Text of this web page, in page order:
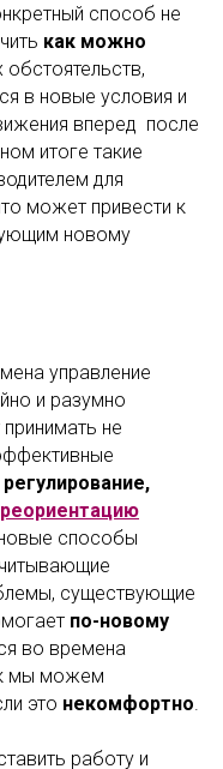
способ не
как можно
в новые условия и
вперед после
итоге такие
для
может привести к
новому
управление
и разумно
не
регулирование,
способы
существующие
по-новому
во времена
мы можем
это некомфортно
работу и